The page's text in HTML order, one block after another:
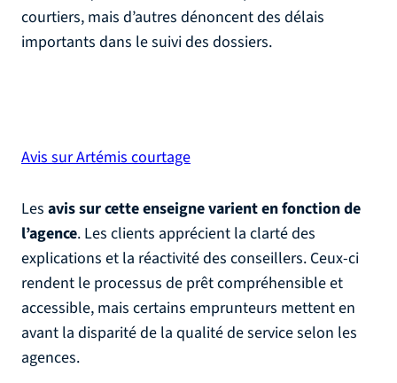
courtiers, mais d’autres dénoncent des délais
importants dans le suivi des dossiers.
Avis sur Artémis courtage
Les avis sur cette enseigne varient en fonction de
l’agence. Les clients apprécient la clarté des
explications et la réactivité des conseillers. Ceux-ci
rendent le processus de prêt compréhensible et
accessible, mais certains emprunteurs mettent en
avant la disparité de la qualité de service selon les
agences.